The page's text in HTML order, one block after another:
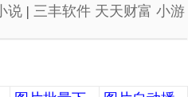
说 | 三丰软件 天天财富 小游